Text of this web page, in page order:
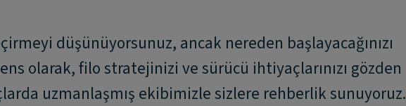
düşünüyorsunuz, ancak nereden başlayacağınızı
olarak, filo stratejinizi ve sürücü ihtiyaçlarınızı gözden
uzmanlaşmış ekibimizle sizlere rehberlik sunuyoruz.